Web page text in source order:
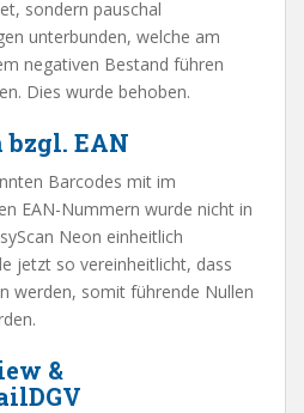
sondern pauschal
unterbunden, welche am
negativen Bestand führen
Dies wurde behoben.
bzgl. EAN
Barcodes mit im
EAN-Nummern wurde nicht in
Neon einheitlich
jetzt so vereinheitlicht, dass
werden, somit führende Nullen
&